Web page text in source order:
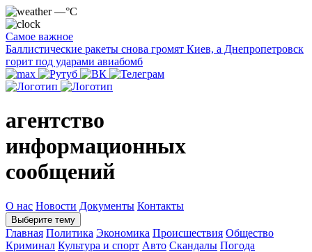
—°C
Самое важное
Баллистические ракеты снова громят Киев, а Днепропетровск
горит под ударами авиабомб
агентство
информационных
сообщений
О нас Новости Документы Контакты
Выберите тему
Главная Политика Экономика Происшествия Общество
Криминал Культура и спорт Авто Скандалы Погода